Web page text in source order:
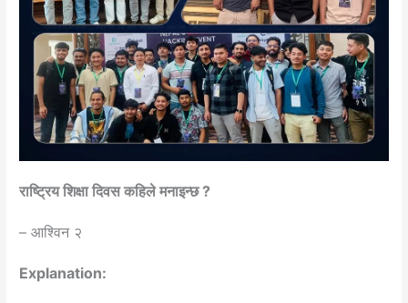
राष्ट्रिय शिक्षा दिवस कहिले मनाइन्छ ?
– आश्विन २
Explanation: